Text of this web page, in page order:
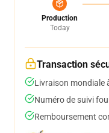
Production
Today
Transaction
Livraison mondiale
Numéro de suivi
Remboursement